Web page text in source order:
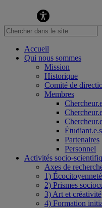
Centre de
Accueil
Qui nous sommes
Mission
Historique
Comité de
Membres
Étudiant.e.s
Partenaires
Personnel
Activités socio-
Axes de
1)
2) Prismes
3) Art et créativité
4) Formation